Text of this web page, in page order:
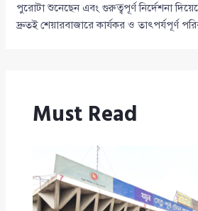
পুরোটা শুনেছেন এবং গুরুত্বপূর্ণ নির্দেশনা
দ্রুতই শেয়ারবাজারে কার্যকর ও তাৎপর্যপূর্ণ
Must Read